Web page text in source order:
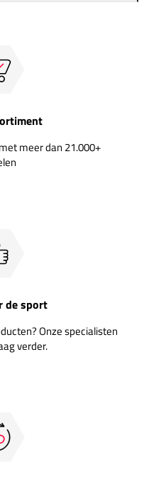
meer dan 21.000+
de sport
Onze specialisten
verder.